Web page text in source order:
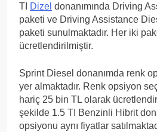
TI Dizel donanımında Driving
paketi ve Driving Assistance
paketi sunulmaktadır. Her iki
ücretlendirilmiştir.
Sprint Diesel donanımda renk
yer almaktadır. Renk opsiyon
hariç 25 bin TL olarak
şekilde 1.5 TI Benzinli Hibrit
opsiyonu aynı fiyatlar